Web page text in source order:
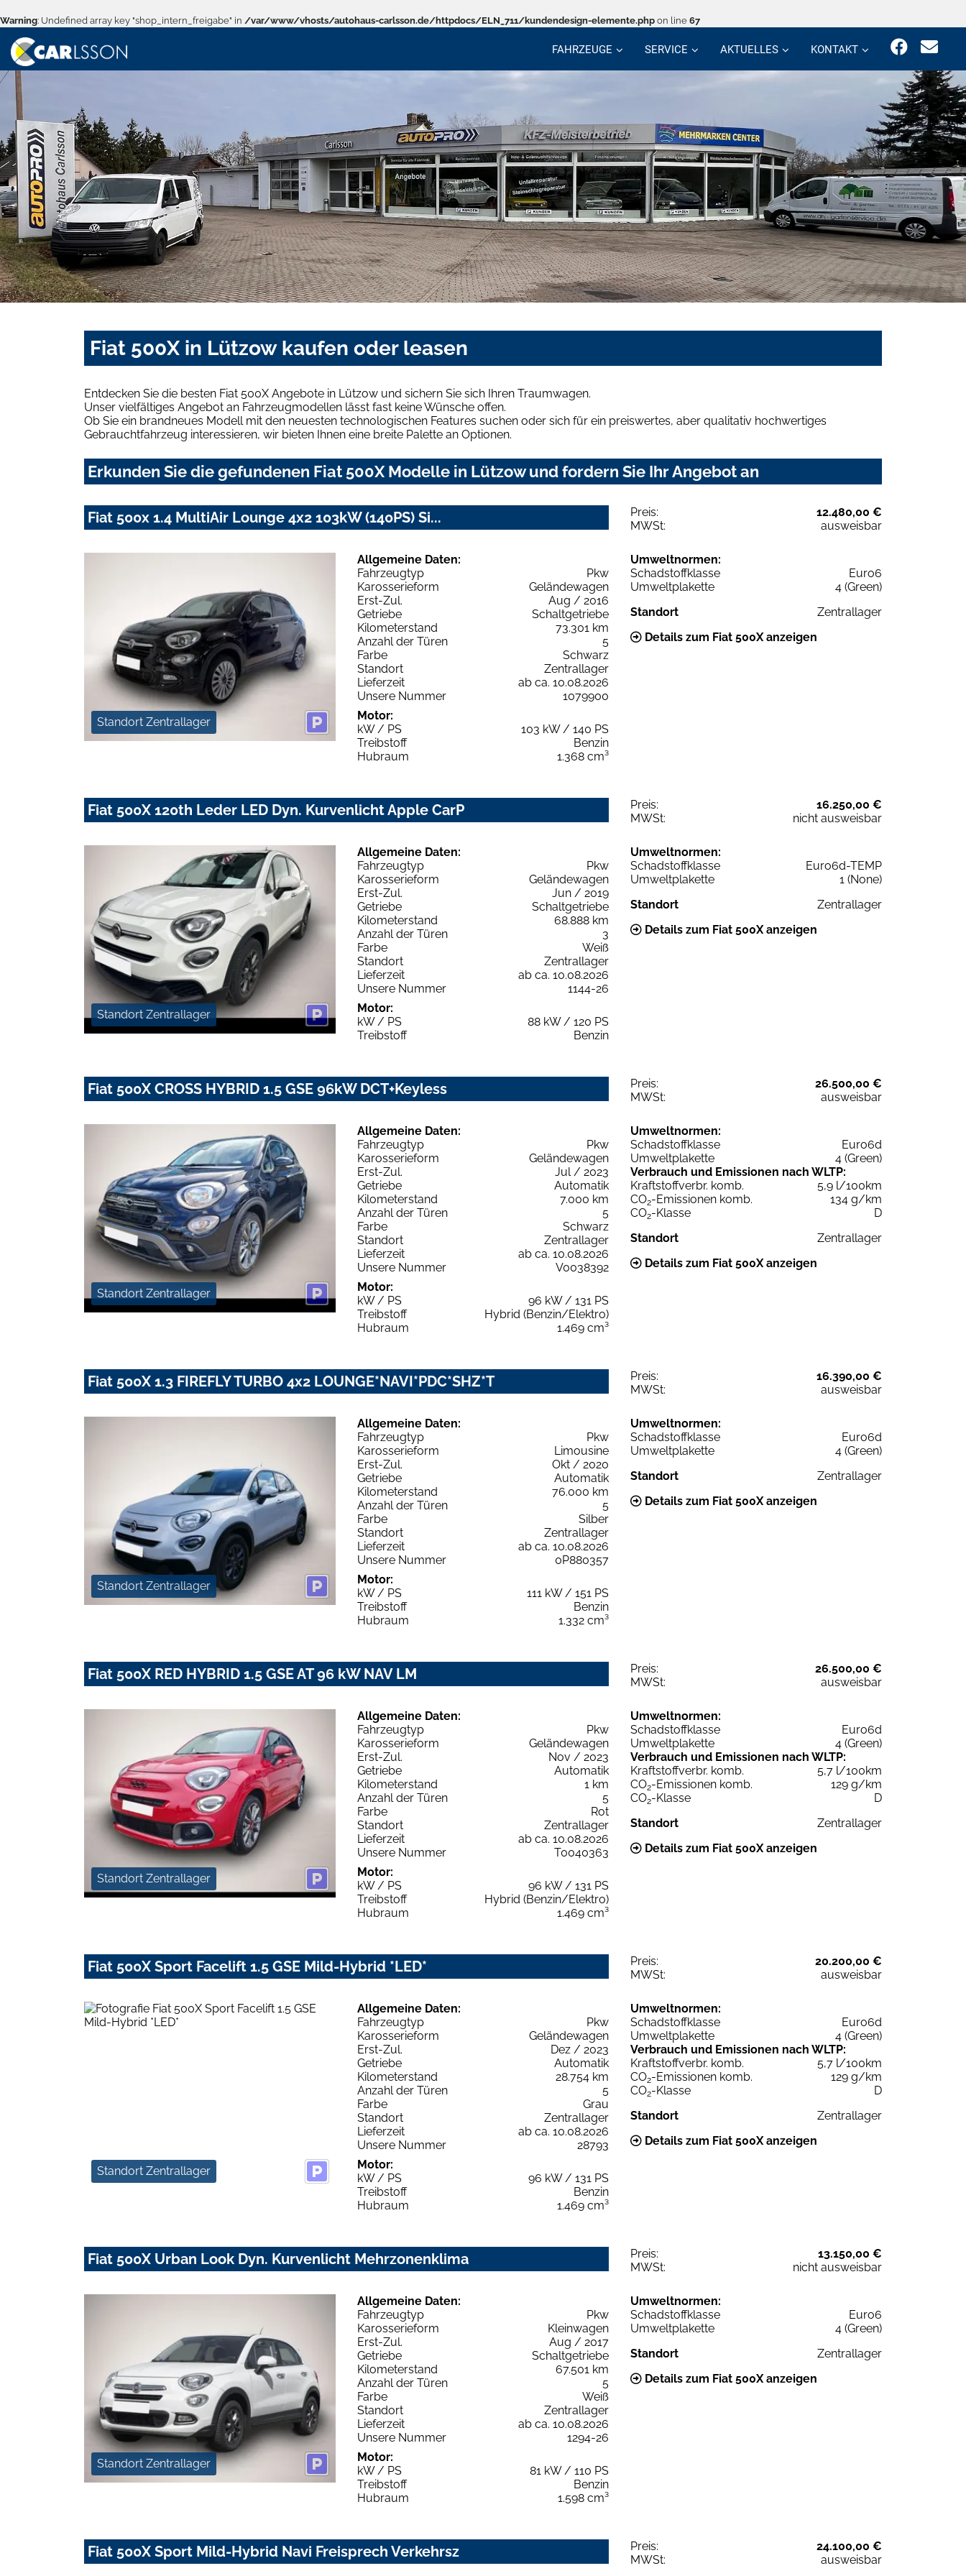
Warning: Undefined array key "shop_intern_freigabe" in /var/www/vhosts/autohaus-carlsson.de/httpdocs/ELN_711/kundendesign-elemente.php on line 67
FAHRZEUGE SERVICE AKTUELLES KONTAKT
Fiat 500X in Lützow kaufen oder leasen
Entdecken Sie die besten Fiat 500X Angebote in Lützow und sichern Sie sich Ihren Traumwagen.
Unser vielfältiges Angebot an Fahrzeugmodellen lässt fast keine Wünsche offen.
Ob Sie ein brandneues Modell mit den neuesten technologischen Features suchen oder sich für ein preiswertes, aber qualitativ hochwertiges
Gebrauchtfahrzeug interessieren, wir bieten Ihnen eine breite Palette an Optionen.
Erkunden Sie die gefundenen Fiat 500X Modelle in Lützow und fordern Sie Ihr Angebot an
Fiat 500x 1.4 MultiAir Lounge 4x2 103kW (140PS) Si... Preis:
12.480,00 €
MWSt:
ausweisbar
Standort Zentrallager
Allgemeine Daten:
Fahrzeugtyp
Pkw
Karosserieform
Geländewagen
Erst-Zul.
Aug / 2016
Getriebe
Schaltgetriebe
Kilometerstand
73.301 km
Anzahl der Türen
5
Farbe
Schwarz
Standort
Zentrallager
Lieferzeit
ab ca. 10.08.2026
Unsere Nummer
1079900
Motor:
kW / PS
103 kW / 140 PS
Treibstoff
Benzin
Hubraum
1.368 cm³
Umweltnormen:
Schadstoffklasse
Euro6
Umweltplakette
4 (Green)
Standort
Zentrallager
Details zum Fiat 500X anzeigen
Fiat 500X 120th Leder LED Dyn. Kurvenlicht Apple CarP Preis:
16.250,00 €
MWSt:
nicht ausweisbar
Standort Zentrallager
Allgemeine Daten:
Fahrzeugtyp
Pkw
Karosserieform
Geländewagen
Erst-Zul.
Jun / 2019
Getriebe
Schaltgetriebe
Kilometerstand
68.888 km
Anzahl der Türen
3
Farbe
Weiß
Standort
Zentrallager
Lieferzeit
ab ca. 10.08.2026
Unsere Nummer
1144-26
Motor:
kW / PS
88 kW / 120 PS
Treibstoff
Benzin
Umweltnormen:
Schadstoffklasse
Euro6d-TEMP
Umweltplakette
1 (None)
Standort
Zentrallager
Details zum Fiat 500X anzeigen
Fiat 500X CROSS HYBRID 1.5 GSE 96kW DCT+Keyless Preis:
26.500,00 €
MWSt:
ausweisbar
Standort Zentrallager
Allgemeine Daten:
Fahrzeugtyp
Pkw
Karosserieform
Geländewagen
Erst-Zul.
Jul / 2023
Getriebe
Automatik
Kilometerstand
7.000 km
Anzahl der Türen
5
Farbe
Schwarz
Standort
Zentrallager
Lieferzeit
ab ca. 10.08.2026
Unsere Nummer
V0038392
Motor:
kW / PS
96 kW / 131 PS
Treibstoff
Hybrid (Benzin/Elektro)
Hubraum
1.469 cm³
Umweltnormen:
Schadstoffklasse
Euro6d
Umweltplakette
4 (Green)
Verbrauch und Emissionen nach WLTP:
Kraftstoffverbr. komb.
5,9 l/100km
CO2-Emissionen komb.
134 g/km
CO2-Klasse
D
Standort
Zentrallager
Details zum Fiat 500X anzeigen
Fiat 500X 1.3 FIREFLY TURBO 4x2 LOUNGE*NAVI*PDC*SHZ*T Preis:
16.390,00 €
MWSt:
ausweisbar
Standort Zentrallager
Allgemeine Daten:
Fahrzeugtyp
Pkw
Karosserieform
Limousine
Erst-Zul.
Okt / 2020
Getriebe
Automatik
Kilometerstand
76.000 km
Anzahl der Türen
5
Farbe
Silber
Standort
Zentrallager
Lieferzeit
ab ca. 10.08.2026
Unsere Nummer
0P880357
Motor:
kW / PS
111 kW / 151 PS
Treibstoff
Benzin
Hubraum
1.332 cm³
Umweltnormen:
Schadstoffklasse
Euro6d
Umweltplakette
4 (Green)
Standort
Zentrallager
Details zum Fiat 500X anzeigen
Fiat 500X RED HYBRID 1.5 GSE AT 96 kW NAV LM Preis:
26.500,00 €
MWSt:
ausweisbar
Standort Zentrallager
Allgemeine Daten:
Fahrzeugtyp
Pkw
Karosserieform
Geländewagen
Erst-Zul.
Nov / 2023
Getriebe
Automatik
Kilometerstand
1 km
Anzahl der Türen
5
Farbe
Rot
Standort
Zentrallager
Lieferzeit
ab ca. 10.08.2026
Unsere Nummer
T0040363
Motor:
kW / PS
96 kW / 131 PS
Treibstoff
Hybrid (Benzin/Elektro)
Hubraum
1.469 cm³
Umweltnormen:
Schadstoffklasse
Euro6d
Umweltplakette
4 (Green)
Verbrauch und Emissionen nach WLTP:
Kraftstoffverbr. komb.
5,7 l/100km
CO2-Emissionen komb.
129 g/km
CO2-Klasse
D
Standort
Zentrallager
Details zum Fiat 500X anzeigen
Fiat 500X Sport Facelift 1.5 GSE Mild-Hybrid *LED* Preis:
20.200,00 €
MWSt:
ausweisbar
Standort Zentrallager
Allgemeine Daten:
Fahrzeugtyp
Pkw
Karosserieform
Geländewagen
Erst-Zul.
Dez / 2023
Getriebe
Automatik
Kilometerstand
28.754 km
Anzahl der Türen
5
Farbe
Grau
Standort
Zentrallager
Lieferzeit
ab ca. 10.08.2026
Unsere Nummer
28793
Motor:
kW / PS
96 kW / 131 PS
Treibstoff
Benzin
Hubraum
1.469 cm³
Umweltnormen:
Schadstoffklasse
Euro6d
Umweltplakette
4 (Green)
Verbrauch und Emissionen nach WLTP:
Kraftstoffverbr. komb.
5,7 l/100km
CO2-Emissionen komb.
129 g/km
CO2-Klasse
D
Standort
Zentrallager
Details zum Fiat 500X anzeigen
Fiat 500X Urban Look Dyn. Kurvenlicht Mehrzonenklima Preis:
13.150,00 €
MWSt:
nicht ausweisbar
Standort Zentrallager
Allgemeine Daten:
Fahrzeugtyp
Pkw
Karosserieform
Kleinwagen
Erst-Zul.
Aug / 2017
Getriebe
Schaltgetriebe
Kilometerstand
67.501 km
Anzahl der Türen
5
Farbe
Weiß
Standort
Zentrallager
Lieferzeit
ab ca. 10.08.2026
Unsere Nummer
1294-26
Motor:
kW / PS
81 kW / 110 PS
Treibstoff
Benzin
Hubraum
1.598 cm³
Umweltnormen:
Schadstoffklasse
Euro6
Umweltplakette
4 (Green)
Standort
Zentrallager
Details zum Fiat 500X anzeigen
Fiat 500X Sport Mild-Hybrid Navi Freisprech Verkehrsz Preis:
24.100,00 €
MWSt:
ausweisbar